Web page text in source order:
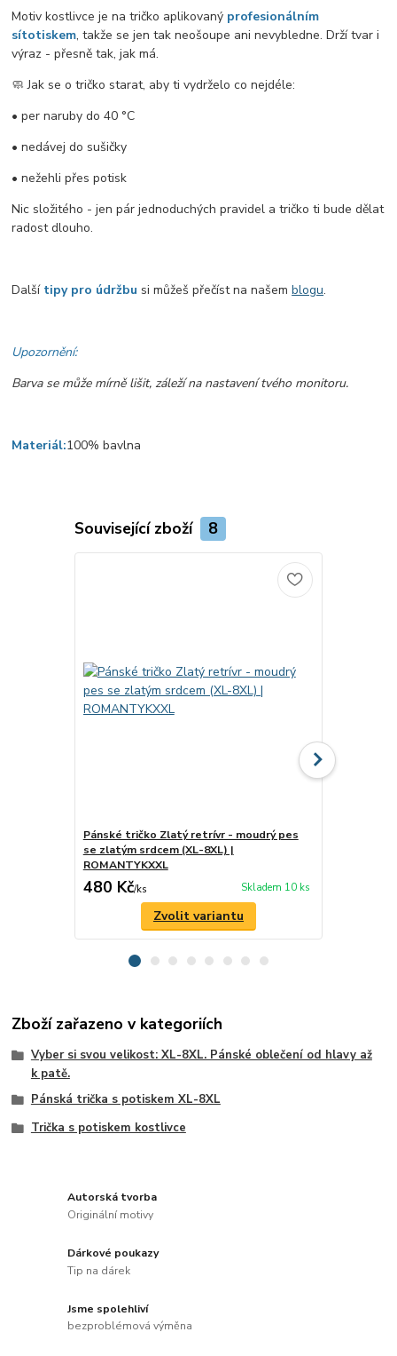
Autorská tvorba
Originální motivy
Dárkové poukazy
Tip na dárek
Jsme spolehliví
bezproblémová výměna
Motiv kostlivce je na tričko aplikovaný profesionálním
sítotiskem, takže se jen tak neošoupe ani nevybledne. Drží tvar i
výraz - přesně tak, jak má.
🧼 Jak se o tričko starat, aby ti vydrželo co nejdéle:
• per naruby do 40 °C
• nedávej do sušičky
• nežehli přes potisk
Nic složitého - jen pár jednoduchých pravidel a tričko ti bude dělat
radost dlouho.
Další tipy pro údržbu si můžeš přečíst na našemblogu.
Upozornění:
Barva se může mírně lišit, záleží na nastavení tvého monitoru.
Materiál:100% bavlna
Související zboží 8
Pánské tričko Zlatý retrívr - moudrý pes
se zlatým srdcem (XL-8XL) |
ROMANTYKXXL
480 Kč/ks Skladem 10 ks
Zvolit variantu
Zboží zařazeno v kategoriích
Vyber si svou velikost: XL-8XL. Pánské oblečení od hlavy až
k patě.
Pánská trička s potiskem XL-8XL
Trička s potiskem kostlivce